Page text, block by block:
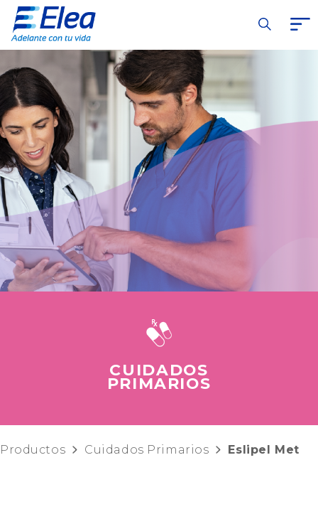
CUIDADOS
PRIMARIOS
Productos Cuidados Primarios Eslipel Met